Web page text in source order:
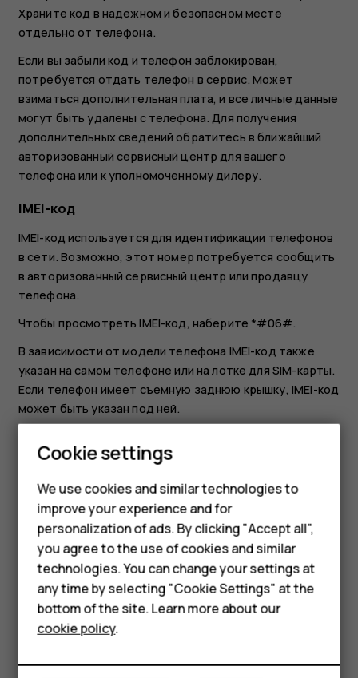
Smartphones
Feature phones
Phones for kids
Accessories
HMD Terra M
For business
Tablets
Храните код в надежном и безопасном месте
отдельно от телефона.
Если вы забыли код и телефон заблокирован,
потребуется отдать телефон в сервис. Может
взиматься дополнительная плата, и все личные данные
могут быть удалены с телефона. Для получения
дополнительных сведений обратитесь в ближайший
авторизованный сервисный центр для вашего
телефона или к уполномоченному дилеру.
IMEI-код
IMEI-код используется для идентификации телефонов
в сети. Возможно, этот номер потребуется сообщить
в авторизованный сервисный центр или продавцу
телефона.
Чтобы просмотреть IMEI-код, наберите *#06#.
В зависимости от модели телефона IMEI-код также
указан на самом телефоне или на лотке для SIM-карты.
Если телефон имеет съемную заднюю крышку, IMEI-код
может быть указан под ней.
упаковке.
Поиск или блокировка телефона
В случае утери телефона вы, возможно, сможете
удаленно найти, заблокировать его или удалить с него
все данные, если вошли в учетную запись Google.
Функция поиска устройства по умолчанию включена на
телефонах, связанных с учетной записью Google.
Для использования этой функции должны
соблюдаться следующие условия:
Телефон включен
Cookie settings
We use cookies and similar technologies to
improve your experience and for
personalization of ads. By clicking "Accept all",
you agree to the use of cookies and similar
technologies. You can change your settings at
any time by selecting "Cookie Settings" at the
bottom of the site. Learn more about our
cookie policy.